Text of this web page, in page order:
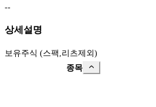
--
상세설명
보유주식 (스팩,리츠제외)
종목